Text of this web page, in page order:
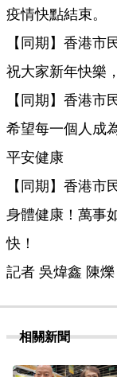
疫情快點結束。
【同期】香港市
祝大家新年快樂
【同期】香港市
希望每一個人成
平安健康
【同期】香港市
身體健康！萬事
快！
記者 吳煒鑫 陳
相關新聞